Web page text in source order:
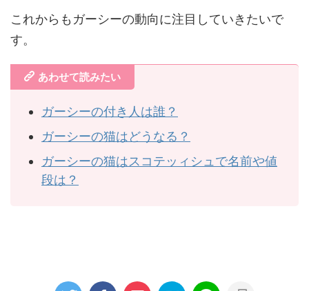
これからもガーシーの動向に注目していきたいで
す。
あわせて読みたい
ガーシーの付き人は誰？
ガーシーの猫はどうなる？
ガーシーの猫はスコテッィシュで名前や値
段は？